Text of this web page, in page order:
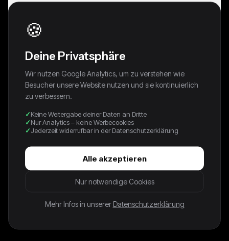
Vintage Polo Jeans Ralph Lauren Shirt
44,00 €
Vintage Polo Jeans Ralph Lauren Hemd aus den 2000ern.
DETAILS – ORIGIN N/A COLOR rot FABRIC Baumwolle
🍪
Deine Privatsphäre
Wir nutzen Google Analytics, um zu verstehen wie
Besucher unsere Website nutzen und sie kontinuierlich
zu verbessern.
Keine Weitergabe deiner Daten an Dritte
Nur Analytics – keine Werbecookies
Jederzeit widerrufbar in der Datenschutzerklärung
Alle akzeptieren
Nur notwendige Cookies
Mehr Infos in unserer Datenschutzerklärung